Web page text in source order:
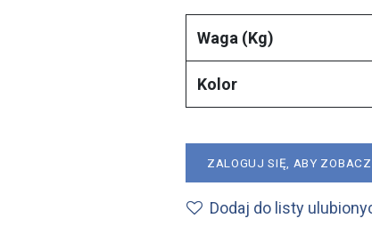
Waga (Kg)
Kolor
ZALOGUJ SIĘ, ABY
Dodaj do listy